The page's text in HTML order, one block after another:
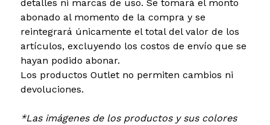
detalles ni marcas de uso. Se tomará el monto
abonado al momento de la compra y se
reintegrará únicamente el total del valor de los
artículos, excluyendo los costos de envío que se
hayan podido abonar.
Los productos Outlet no permiten cambios ni
devoluciones.
*Las imágenes de los productos y sus colores